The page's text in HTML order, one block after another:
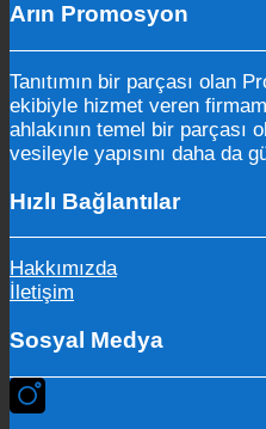
Arın Promosyon
Tanıtımın bir parçası olan
ekibiyle hizmet veren
ahlakının temel bir parçası
vesileyle yapısını daha da
Hızlı Bağlantılar
Hakkımızda
İletişim
Sosyal Medya